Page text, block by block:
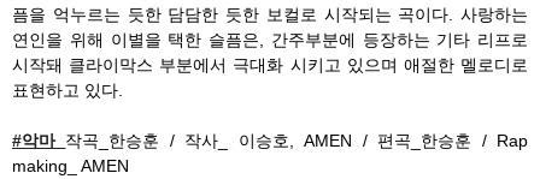
픔을 억누르는 듯한 담담한 듯한 보컬로 시작되는 곡이다. 사랑하는
연인을 위해 이별을 택한 슬픔은, 간주부분에 등장하는 기타 리프로
시작돼 클라이막스 부분에서 극대화 시키고 있으며 애절한 멜로디로
표현하고 있다.
#악마 작곡_한승훈 / 작사_ 이승호, AMEN / 편곡_한승훈 / Rap
making_ AMEN